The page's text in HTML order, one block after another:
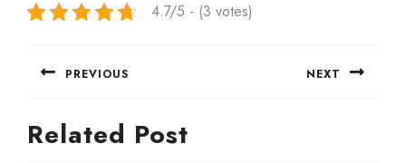
4.7/5 - (3 votes)
Navigace
pro
příspěvek
PREVIOUS
post:
NEXT
Related Post